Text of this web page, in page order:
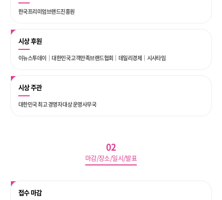
한국프리미엄브랜드진흥원
시상 후원
이뉴스투데이｜대한민국 고객만족브랜드협회｜데일리경제｜시사타임
시상 주관
대한민국 최고 경영자 대상 운영사무국
02
마감/장소/일시/발표
접수 마감